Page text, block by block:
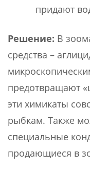
придают
Решение: В
средства –
предотвращают
эти химикаты
рыбкам. Также
специальные
продающиеся в